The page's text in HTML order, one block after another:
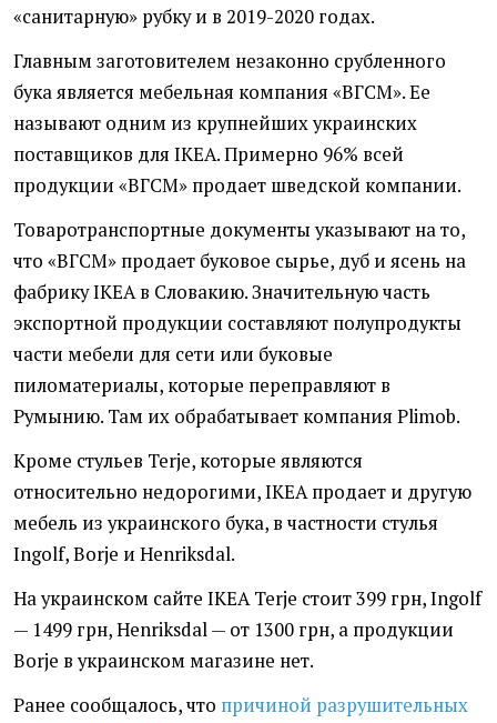
«санитарную» рубку и в 2019-2020 годах.
Главным заготовителем незаконно срубленного
бука является мебельная компания «ВГСМ». Ее
называют одним из крупнейших украинских
поставщиков для IKEA. Примерно 96% всей
продукции «ВГСМ» продает шведской компании.
Товаротранспортные документы указывают на то,
что «ВГСМ» продает буковое сырье, дуб и ясень на
фабрику IKEA в Словакию. Значительную часть
экспортной продукции составляют полупродукты
части мебели для сети или буковые
пиломатериалы, которые переправляют в
Румынию. Там их обрабатывает компания Plimob.
Кроме стульев Terje, которые являются
относительно недорогими, IKEA продает и другую
мебель из украинского бука, в частности стулья
Ingolf, Borje и Henriksdal.
На украинском сайте IKEA Terje стоит 399 грн, Ingolf
— 1499 грн, Henriksdal — от 1300 грн, а продукции
Borje в украинском магазине нет.
Ранее сообщалось, что причиной разрушительных